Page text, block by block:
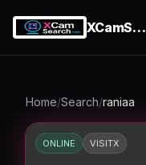
XCamSearch
Home/Search/raniaa
ONLINE VISITX